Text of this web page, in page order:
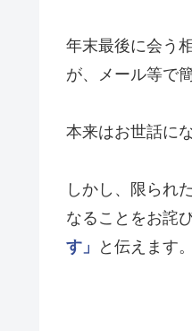
年末最後に会う
が、メール等で
本来はお世話に
しかし、限られ
なることをお詫
す」
と伝えます。